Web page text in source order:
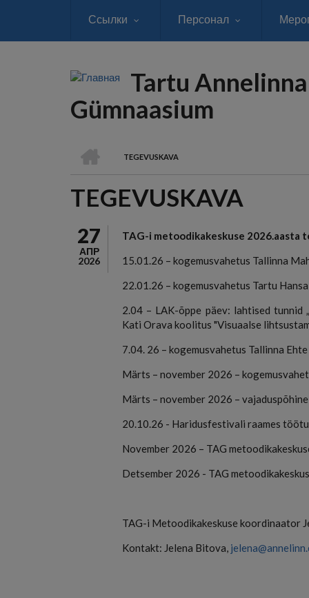
Ссылки Персонал
Tartu Annelinna
Gümnaasium
СТРОКА
НАВИГАЦИИ
TEGEVUSKAVA
TEGEVUSKAVA
27
АПР
2026
TAG-i metoodikakeskuse 2026.aasta
15.01.26 – kogemusvahetus Tallinna
22.01.26 – kogemusvahetus Tartu
2.04 – LAK-õppe päev: lahtised tunnid
Kati Orava koolitus "Visuaalse
7.04. 26 – kogemusvahetus Tallinna
Märts – november 2026 –
Märts – november 2026 –
20.10.26 - Haridusfestivali raames
November 2026 – TAG
Detsember 2026 - TAG
TAG-i Metoodikakeskuse koordinaator
Kontakt: Jelena Bitova,